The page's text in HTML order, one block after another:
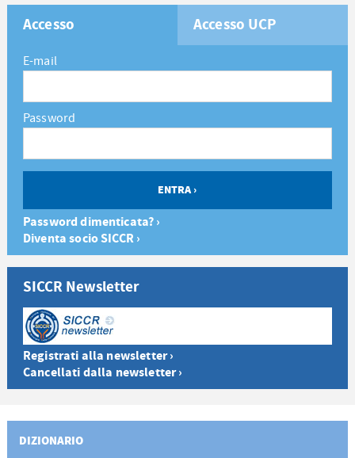
Accesso Accesso UCP
E-mail
Password
Password dimenticata? ›
Diventa socio SICCR ›
SICCR Newsletter
Registrati alla newsletter ›
Cancellati dalla newsletter ›
DIZIONARIO